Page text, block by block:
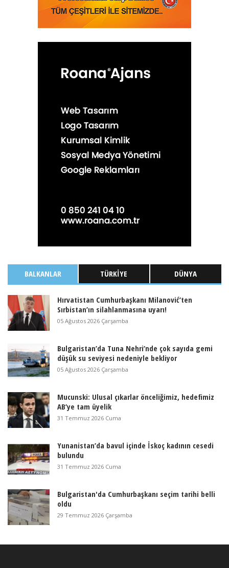
BALKANLAR TÜRKIYE DÜNYA
Hırvatistan Cumhurbaşkanı Milanović’ten
Sırbistan’ın silahlanmasına uyarı!
05 Ağustos 2026 Çarşamba
Bulgaristan’da Tuna Nehri’nde çok sayıda gemi
düşük su seviyesi nedeniyle bekliyor
05 Ağustos 2026 Çarşamba
Mucunski: Ulusal çıkarlar önceliğimiz, hedefimiz
AB’ye tam üyelik
31 Temmuz 2026 Cuma
Yunanistan’da bavul içinde İskoç kadının cesedi
bulundu
31 Temmuz 2026 Cuma
Bulgaristan'da Cumhurbaşkanı seçim tarihi belli
oldu
29 Temmuz 2026 Çarşamba